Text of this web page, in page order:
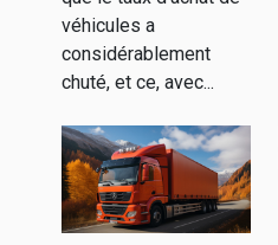
location de
voiture ?
véhicules a
considérablement
chuté, et ce, avec...